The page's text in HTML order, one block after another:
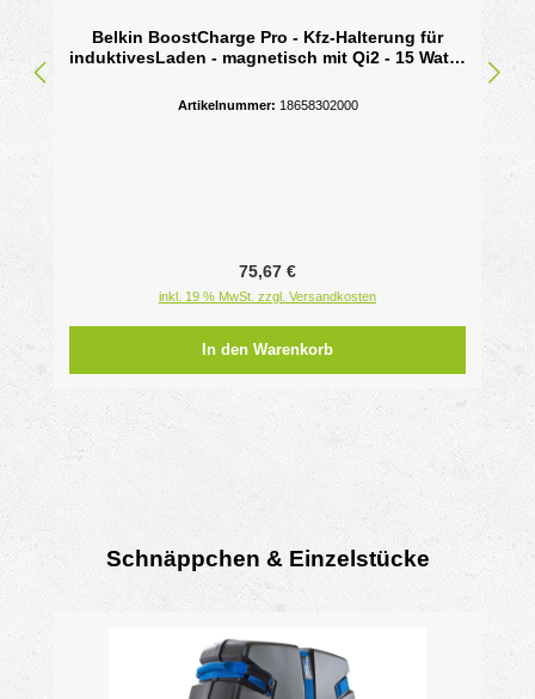
Belkin BoostCharge Pro - Kfz-Halterung für
induktivesLaden - magnetisch mit Qi2 - 15 Watt -
Artikelnummer: 18658302000
Regulärer Preis:
75,67 €
inkl. 19 % MwSt. zzgl. Versandkosten
In den Warenkorb
Schnäppchen & Einzelstücke